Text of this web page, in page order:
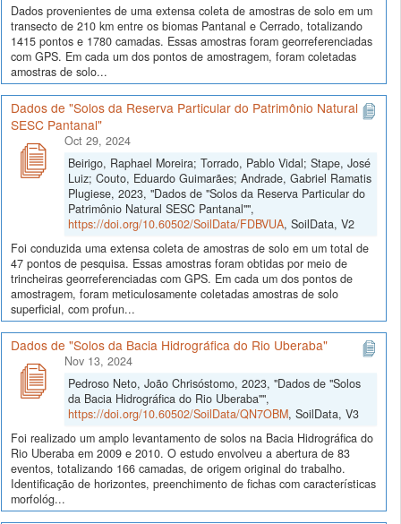
Dados provenientes de uma extensa coleta de amostras de solo em um
transecto de 210 km entre os biomas Pantanal e Cerrado, totalizando
1415 pontos e 1780 camadas. Essas amostras foram georreferenciadas
com GPS. Em cada um dos pontos de amostragem, foram coletadas
amostras de solo...
Dados de "Solos da Reserva Particular do Patrimônio Natural
SESC Pantanal"
Oct 29, 2024
Beirigo, Raphael Moreira; Torrado, Pablo Vidal; Stape, José
Luiz; Couto, Eduardo Guimarães; Andrade, Gabriel Ramatis
Plugiese, 2023, "Dados de "Solos da Reserva Particular do
Patrimônio Natural SESC Pantanal"",
https://doi.org/10.60502/SoilData/FDBVUA, SoilData, V2
Foi conduzida uma extensa coleta de amostras de solo em um total de
47 pontos de pesquisa. Essas amostras foram obtidas por meio de
trincheiras georreferenciadas com GPS. Em cada um dos pontos de
amostragem, foram meticulosamente coletadas amostras de solo
superficial, com profun...
Dados de "Solos da Bacia Hidrográfica do Rio Uberaba"
Nov 13, 2024
Pedroso Neto, João Chrisóstomo, 2023, "Dados de "Solos
da Bacia Hidrográfica do Rio Uberaba"",
https://doi.org/10.60502/SoilData/QN7OBM, SoilData, V3
Foi realizado um amplo levantamento de solos na Bacia Hidrográfica do
Rio Uberaba em 2009 e 2010. O estudo envolveu a abertura de 83
eventos, totalizando 166 camadas, de origem original do trabalho.
Identificação de horizontes, preenchimento de fichas com características
morfológ...